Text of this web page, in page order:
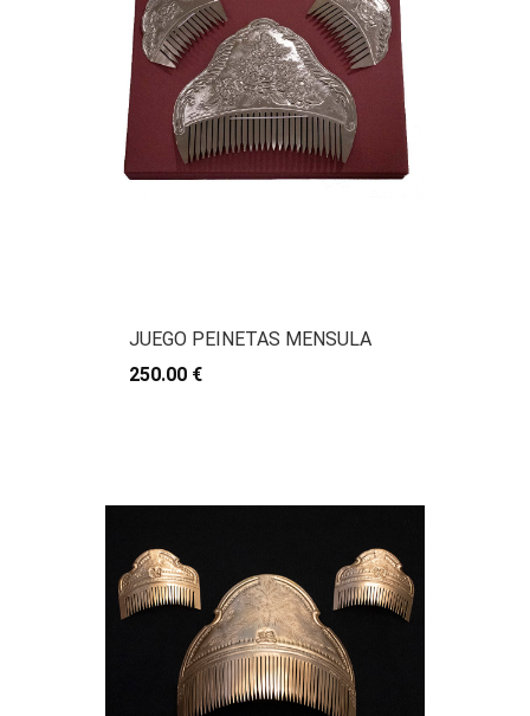
JUEGO PEINETAS MENSULA
250.00 €